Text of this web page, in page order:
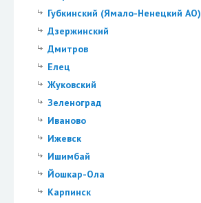
Губкинский (Ямало-Ненецкий АО)
Дзержинский
Дмитров
Елец
Жуковский
Зеленоград
Иваново
Ижевск
Ишимбай
Йошкар-Ола
Карпинск